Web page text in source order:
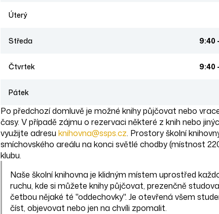
Úterý
Středa 9:40
Čtvrtek 9:40
Pátek
Po předchozí domluvě je možné knihy půjčovat nebo
časy. V případě zájmu o rezervaci některé z knih nebo
využijte adresu knihovna@ssps.cz. Prostory školní
smíchovského areálu na konci světlé chodby (místnost
klubu.
Naše školní knihovna je klidným místem uprostřed
ruchu, kde si můžete knihy půjčovat, prezenčně
četbou nějaké té "oddechovky". Je otevřená všem
číst, objevovat nebo jen na chvíli zpomalit.